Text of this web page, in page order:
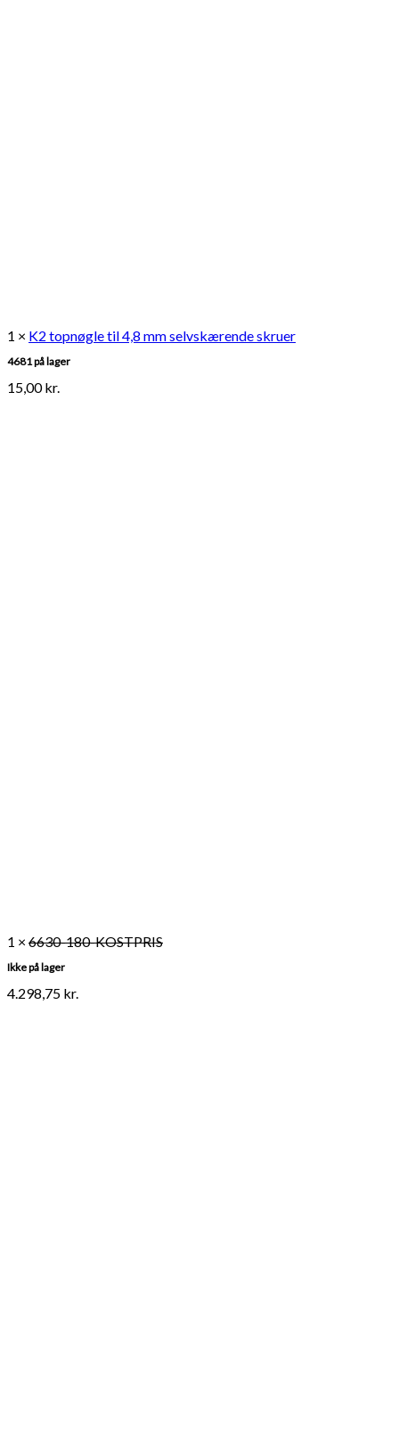
1 × K2 topnøgle til 4,8 mm selvskærende skruer
4681 på lager
15,00kr.
1 × 6630-180-KOSTPRIS
Ikke på lager
4.298,75 kr.